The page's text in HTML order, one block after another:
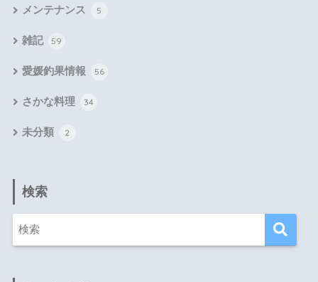
メンテナンス 5
雑記 59
愛媛釣果情報 56
さかな料理 34
未分類 2
検索